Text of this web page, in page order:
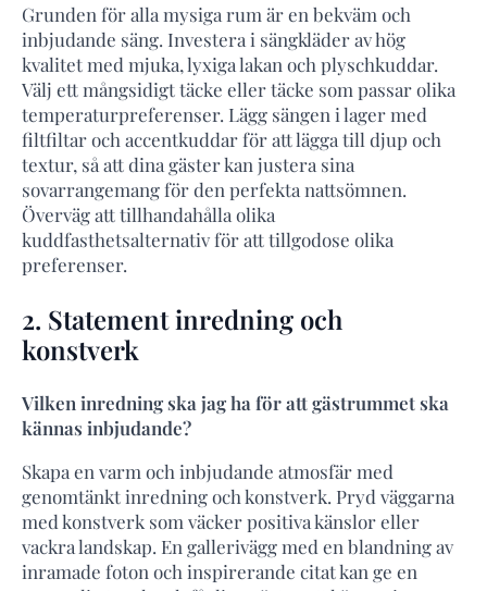
Grunden för alla mysiga rum är en bekväm och
inbjudande säng. Investera i sängkläder av hög
kvalitet med mjuka, lyxiga lakan och plyschkuddar.
Välj ett mångsidigt täcke eller täcke som passar olika
temperaturpreferenser. Lägg sängen i lager med
filtfiltar och accentkuddar för att lägga till djup och
textur, så att dina gäster kan justera sina
sovarrangemang för den perfekta nattsömnen.
Överväg att tillhandahålla olika
kuddfasthetsalternativ för att tillgodose olika
preferenser.
2. Statement inredning och
konstverk
Vilken inredning ska jag ha för att gästrummet ska
kännas inbjudande?
Skapa en varm och inbjudande atmosfär med
genomtänkt inredning och konstverk. Pryd väggarna
med konstverk som väcker positiva känslor eller
vackra landskap. En gallerivägg med en blandning av
inramade foton och inspirerande citat kan ge en